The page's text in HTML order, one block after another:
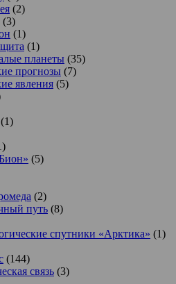
(2)
(3)
(1)
(1)
планеты (35)
прогнозы (7)
явления (5)
(1)
(5)
(2)
путь (8)
спутники «Арктика» (1)
(144)
связь (3)